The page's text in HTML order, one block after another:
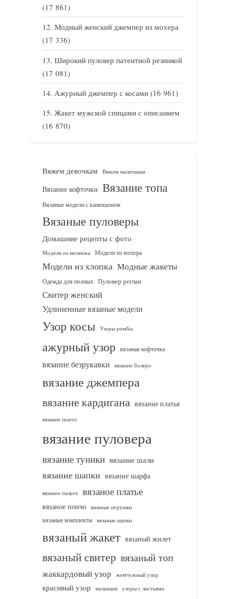
(17 861)
Модный женский джемпер из мохера
(17 336)
Широкий пуловер патентной резинкой
(17 081)
Ажурный джемпер с косами (16 961)
Жакет мужской спицами с описанием
(16 870)
Вяжем девочкам Вяжем мальчикам
Вязание кофточки Вязание топа
Вязаные модели с капюшоном
Вязаные пуловеры
Домашние рецепты с фото
Модели из меланжа Модели из мохера
Модели из хлопка Модные жакеты
Одежда для полных Пуловер реглан
Свитер женский
Удлиненные вязаные модели
Узор косы Узоры ромбы
ажурный узор вязаная кофточка
вязание безрукавки вязание болеро
вязание джемпера
вязание кардигана вязание платья
вязание пончо
вязание пуловера
вязание туники вязание шали
вязание шапки вязание шарфа
вязаное пальто вязаное платье
вязаное пончо вязаные игрушки
вязаные комплекты
вязаные шапки
вязаный жакет вязаный жилет
вязаный свитер вязаный топ
жаккардовый узор жемчужный узор
красивый узор малышам узоры с листьями